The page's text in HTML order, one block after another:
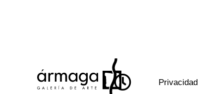
Privacidad